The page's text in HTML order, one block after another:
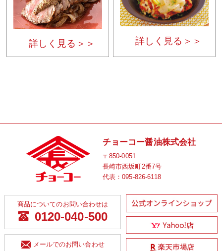
詳しく見る＞＞ 詳しく見る＞＞
チョーコー醤油株式会社
〒850-0051
長崎市西坂町2番7号
代表：095-826-6118
商品についてのお問い合わせは
0120-040-500
メールでのお問い合わせ